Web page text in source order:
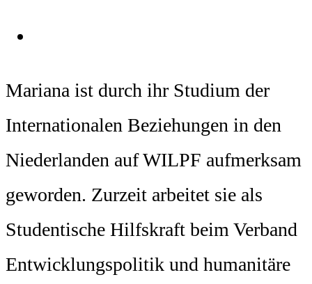
Mariana ist durch ihr Studium der
Internationalen Beziehungen in den
Niederlanden auf WILPF aufmerksam
geworden. Zurzeit arbeitet sie als
Studentische Hilfskraft beim Verband
Entwicklungspolitik und humanitäre